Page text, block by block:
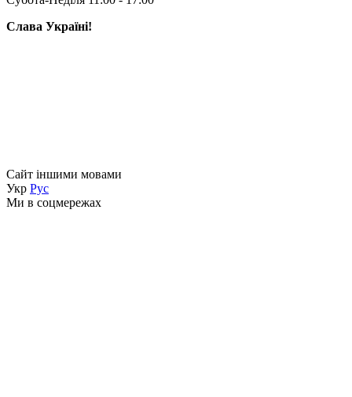
Слава Україні!
Сайт іншими мовами
Укр Рус
Ми в соцмережах